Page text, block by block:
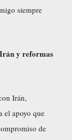
siempre
y reformas
Irán,
el apoyo que
de